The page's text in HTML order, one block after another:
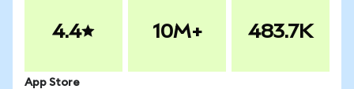
4.4 10M+ 483.7K
App Store